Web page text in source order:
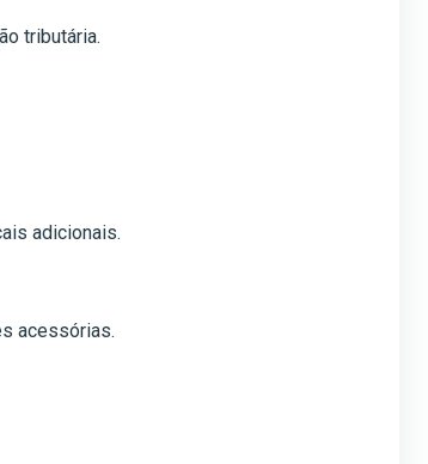
tributária.
adicionais.
acessórias.